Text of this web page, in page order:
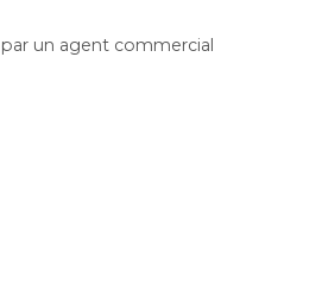
un agent commercial